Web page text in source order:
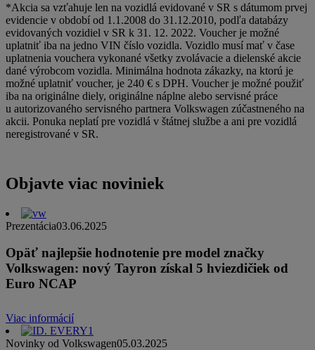
*Akcia sa vzťahuje len na vozidlá evidované v SR s dátumom prvej
evidencie v období od 1.1.2008 do 31.12.2010, podľa databázy
evidovaných vozidiel v SR k 31. 12. 2022. Voucher je možné
uplatniť iba na jedno VIN číslo vozidla. Vozidlo musí mať v čase
uplatnenia vouchera vykonané všetky zvolávacie a dielenské akcie
dané výrobcom vozidla. Minimálna hodnota zákazky, na ktorú je
možné uplatniť voucher, je 240 € s DPH. Voucher je možné použiť
iba na originálne diely, originálne náplne alebo servisné práce
u autorizovaného servisného partnera Volkswagen zúčastneného na
akcii. Ponuka neplatí pre vozidlá v štátnej službe a ani pre vozidlá
neregistrované v SR.
Objavte viac noviniek
Prezentácia03.06.2025
Opäť najlepšie hodnotenie pre model značky
Volkswagen: nový Tayron získal 5 hviezdičiek od
Euro NCAP
Viac informácií
Novinky od Volkswagen05.03.2025